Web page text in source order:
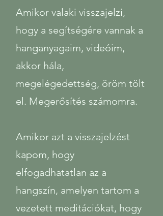
​Amikor valaki visszajelzi,
hogy a segítségére vannak a
hanganyagaim, videóim,
akkor hála,
megelégedettség, öröm tölt
el. Megerősítés számomra.
Amikor azt a visszajelzést
kapom, hogy
elfogadhatatlan az a
hangszín, amelyen tartom a
vezetett meditációkat, hogy